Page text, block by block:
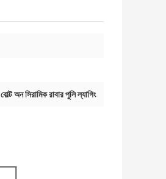
বোল্ট অন সিরামিক রাবার পুলি ল্যাগিং